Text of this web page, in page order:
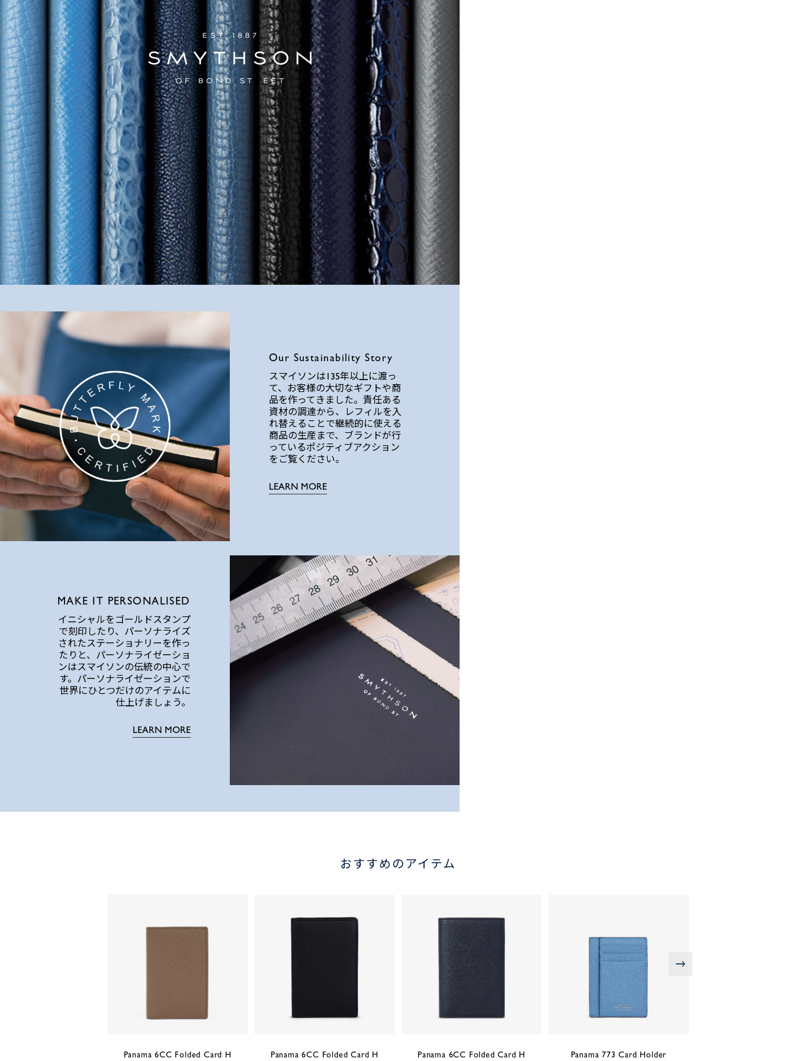
Our Sustainability Story
スマイソンは135年以上に渡っ
て、お客様の大切なギフトや商
品を作ってきました。責任ある
資材の調達から、レフィルを入
れ替えることで継続的に使える
商品の生産まで、ブランドが行
っているポジティブアクション
をご覧ください。
LEARN MORE
MAKE IT PERSONALISED
イニシャルをゴールドスタンプ
で刻印したり、パーソナライズ
されたステーショナリーを作っ
たりと、パーソナライゼーショ
ンはスマイソンの伝統の中心で
す。パーソナライゼーションで
世界にひとつだけのアイテムに
仕上げましょう。
LEARN MORE
おすすめのアイテム
Panama 6CC Folded Card H
Panama 6CC Folded Card H
Panama 6CC Folded Card H
Panama 773 Card Holder